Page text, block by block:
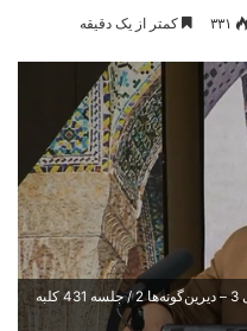
۳۳۱ کمتر از یک دقیقه
درآمدی ‌بر‌ دکترین ‌سینما‌ 25 – مایه‌شناسی‌ 3 – دیرین‌گونه‌ها‌ 2 / جلسه 431 کلبه